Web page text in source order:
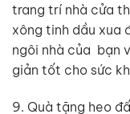
trang trí nhà cửa
xông tinh dầu xua
ngôi nhà của bạn
giản tốt cho sức
9. Quà tặng heo